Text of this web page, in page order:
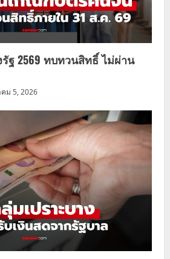
ฐ 2569 ทบทวนสิทธิ์ ไม่ผ่าน
ม 5, 2026